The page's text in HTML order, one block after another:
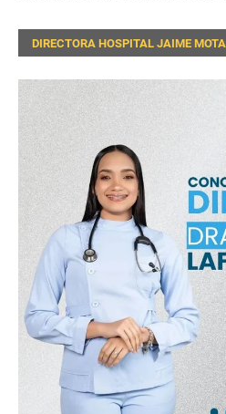
DIRECTORA HOSPITAL JAIME MOTA